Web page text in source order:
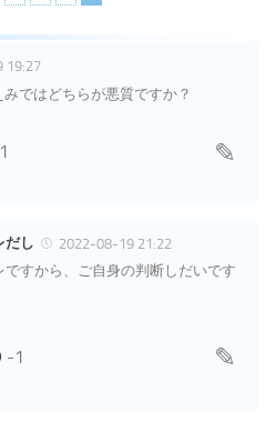
19:27
ではどちらが悪質ですか？
だし
2022-08-19 21:22
ですから、ご自身の判断しだいです
-1